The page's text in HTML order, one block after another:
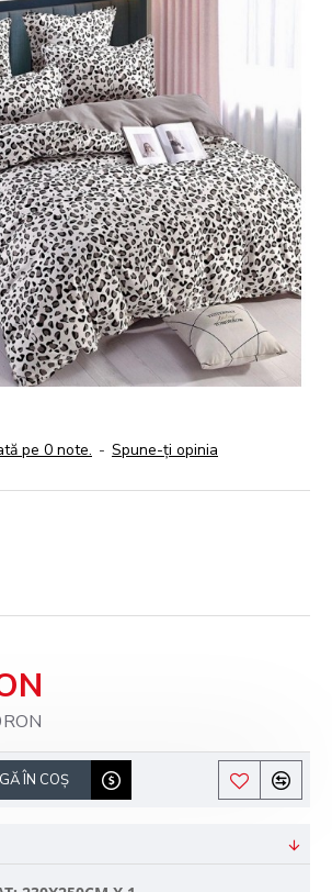
pe 0 note. - Spune-ţi opinia
ÎN COŞ